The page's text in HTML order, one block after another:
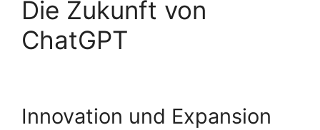
Die Zukunft von
ChatGPT
Innovation und Expansion